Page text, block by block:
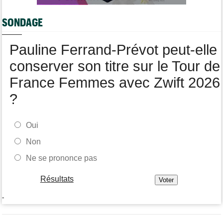
SONDAGE
Pauline Ferrand-Prévot peut-elle
conserver son titre sur le Tour de
France Femmes avec Zwift 2026
?
Oui
Non
Ne se prononce pas
Résultats
-